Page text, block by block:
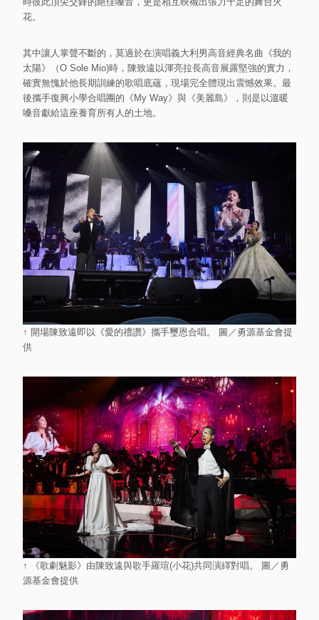
花。
其中讓人掌聲不斷的，莫過於在演唱義大利男高音經典名曲《我的
太陽》（O Sole Mio)時，陳致遠以渾亮拉長高音展露堅強的實力，
確實無愧於他長期訓練的歌唱底蘊，現場完全體現出震憾效果。最
後攜手復興小學合唱團的《My Way》與《美麗島》，則是以溫暖
嗓音獻給這座養育所有人的土地。
↑ 開場陳致遠即以《愛的禮讚》攜手璽恩合唱。 圖／勇源基金會提
供
↑ 《歌劇魅影》由陳致遠與歌手羅瑄(小花)共同演繹對唱。 圖／勇
源基金會提供